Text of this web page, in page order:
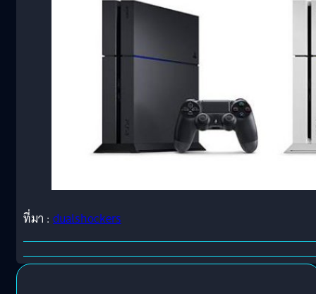
ที่มา : dualshockers